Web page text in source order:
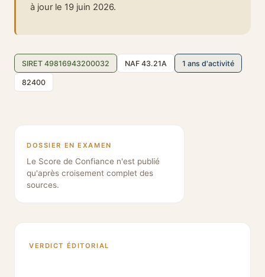
à jour le 19 juin 2026.
SIRET 49816943200032 NAF 43.21A 1 ans d'activité
82400
DOSSIER EN EXAMEN
Le Score de Confiance n'est publié
qu'après croisement complet des
sources.
VERDICT ÉDITORIAL